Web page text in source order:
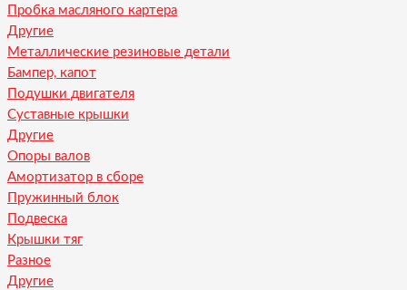
Пробка масляного картера
Другие
Металлические резиновые детали
Бампер, капот
Подушки двигателя
Суставные крышки
Другие
Опоры валов
Амортизатор в сборе
Пружинный блок
Подвеска
Крышки тяг
Разное
Другие